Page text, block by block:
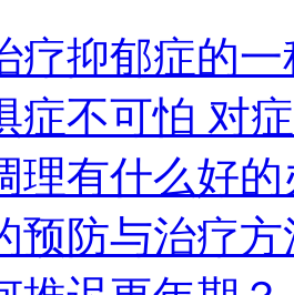
疗抑郁症的
症不可怕 对
理有什么好
预防与治疗